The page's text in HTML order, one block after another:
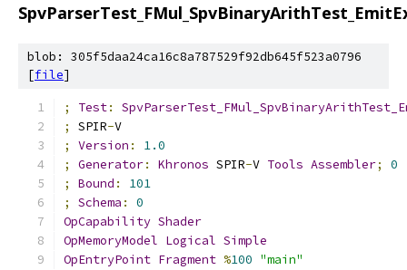
blob: 305f5daa24ca16c8a787529f92db645f523a0796
[file]
; Test:
;
SPIR-V
;
Version :
1.0
;
Generator: Khronos SPIR-V Tools Assembler;
0
;
Bound :
101
;
Schema :
0
OpCapability Shader
OpMemoryModel Logical Simple
OpEntryPoint Fragment %100 "main"